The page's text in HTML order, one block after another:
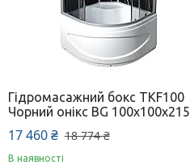
Гідромасажний бокс TKF100
Чорний онікс BG 100х100х215
17 460 ₴ 18 774 ₴
В наявності